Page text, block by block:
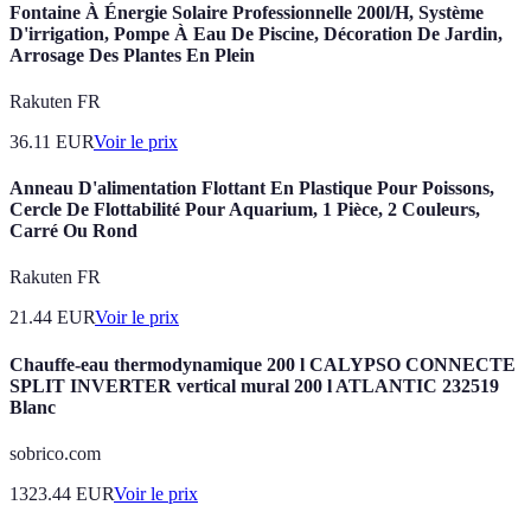
Fontaine À Énergie Solaire Professionnelle 200l/H, Système
D'irrigation, Pompe À Eau De Piscine, Décoration De Jardin,
Arrosage Des Plantes En Plein
Rakuten FR
36.11 EURVoir le prix
Anneau D'alimentation Flottant En Plastique Pour Poissons,
Cercle De Flottabilité Pour Aquarium, 1 Pièce, 2 Couleurs,
Carré Ou Rond
Rakuten FR
21.44 EURVoir le prix
Chauffe-eau thermodynamique 200 l CALYPSO CONNECTE
SPLIT INVERTER vertical mural 200 l ATLANTIC 232519
Blanc
sobrico.com
1323.44 EURVoir le prix